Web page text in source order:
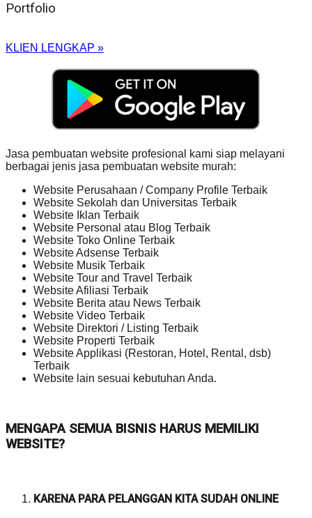
Portfolio
KLIEN LENGKAP »
Jasa pembuatan website profesional kami siap melayani
berbagai jenis jasa pembuatan website murah:
Website Perusahaan / Company Profile Terbaik
Website Sekolah dan Universitas Terbaik
Website Iklan Terbaik
Website Personal atau Blog Terbaik
Website Toko Online Terbaik
Website Adsense Terbaik
Website Musik Terbaik
Website Tour and Travel Terbaik
Website Afiliasi Terbaik
Website Berita atau News Terbaik
Website Video Terbaik
Website Direktori / Listing Terbaik
Website Properti Terbaik
Website Applikasi (Restoran, Hotel, Rental, dsb)
Terbaik
Website lain sesuai kebutuhan Anda.
MENGAPA SEMUA BISNIS HARUS MEMILIKI
WEBSITE?
KARENA PARA PELANGGAN KITA SUDAH ONLINE